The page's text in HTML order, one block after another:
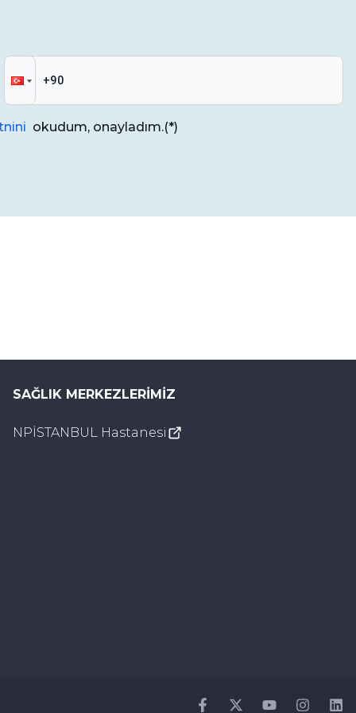
okudum, onayladım.(*)
SAĞLIK MERKEZLERIMIZ
NPİSTANBUL Hastanesi